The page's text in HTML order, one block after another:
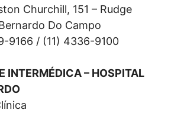
Churchill, 151 – Rudge
Do Campo
9166 / (11) 4336-9100
INTERMÉDICA – HOSPITAL